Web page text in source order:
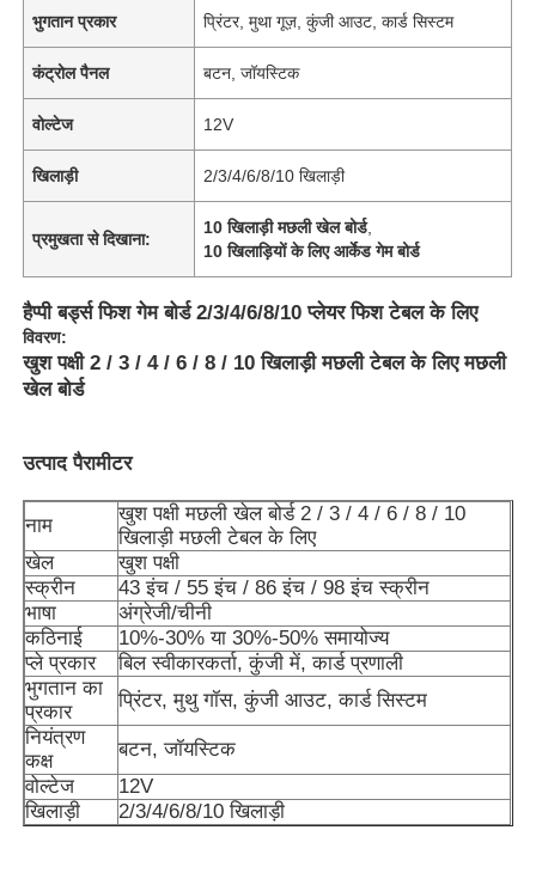
होम
उत्पाद
भुगतान प्रकार प्रिंटर, मुथा गूज़, कुंजी आउट, कार्ड सिस्टम
कंट्रोल पैनल बटन, जॉयस्टिक
वोल्टेज 12V
खिलाड़ी 2/3/4/6/8/10 खिलाड़ी
प्रमुखता से दिखाना:
10 खिलाड़ी मछली खेल बोर्ड,
10 खिलाड़ियों के लिए आर्केड गेम बोर्ड
हैप्पी बर्ड्स फिश गेम बोर्ड 2/3/4/6/8/10 प्लेयर फिश टेबल के लिए
विवरण:
खुश पक्षी 2 / 3 / 4 / 6 / 8 / 10 खिलाड़ी मछली टेबल के लिए मछली
खेल बोर्ड
उत्पाद पैरामीटर
नाम
खुश पक्षी मछली खेल बोर्ड 2 / 3 / 4 / 6 / 8 / 10
खिलाड़ी मछली टेबल के लिए
खेल
खुश पक्षी
स्क्रीन
43 इंच / 55 इंच / 86 इंच / 98 इंच स्क्रीन
भाषा
अंग्रेजी/चीनी
कठिनाई
10%-30% या 30%-50% समायोज्य
प्ले प्रकार
बिल स्वीकारकर्ता, कुंजी में, कार्ड प्रणाली
भुगतान का
प्रकार
प्रिंटर, मुथु गॉस, कुंजी आउट, कार्ड सिस्टम
नियंत्रण
कक्ष
बटन, जॉयस्टिक
वोल्टेज
12V
खिलाड़ी
2/3/4/6/8/10 खिलाड़ी